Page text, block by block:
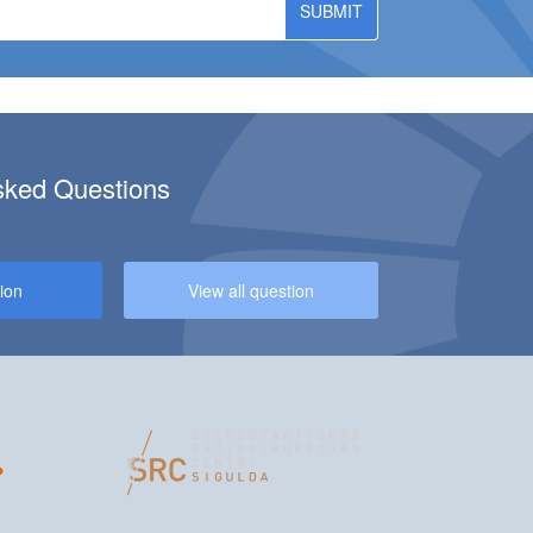
AT KULDĪGA BRANCH!
Questions
View all question